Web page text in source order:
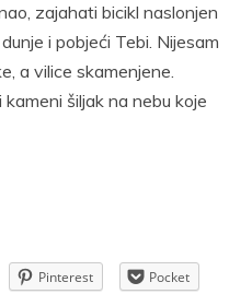
zajahati bicikl naslonjen
i pobjeći Tebi. Nijesam
a vilice skamenjene.
šiljak na nebu koje
Pinterest
Pocket